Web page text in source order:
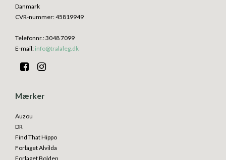
Danmark
CVR-nummer:45819949
Telefonnr.:3048 7099
E-mail: info@tralaleg.dk
Mærker
Auzou
DR
Find That Hippo
Forlaget Alvilda
Forlaget Bolden